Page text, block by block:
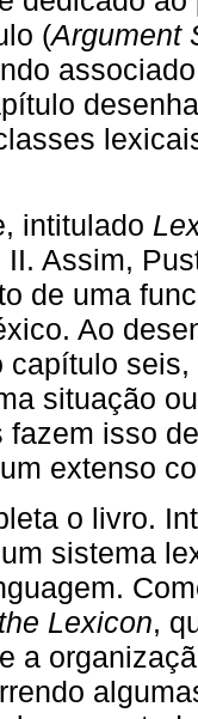
(Argument
intitulado
II. Assim,
de uma
Ao
capítulo
situação
fazem isso
extenso
o livro.
sistema
Lexicon,
a